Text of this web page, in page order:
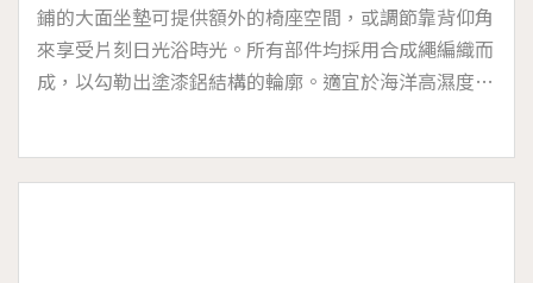
鋪的大面坐墊可提供額外的椅座空間，或調節靠背仰角
來享受片刻日光浴時光。所有部件均採用合成繩編織而
成，以勾勒出塗漆鋁結構的輪廓。適宜於海洋高濕度的